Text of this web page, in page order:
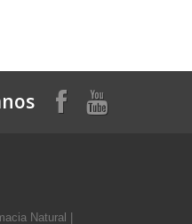
Natural |